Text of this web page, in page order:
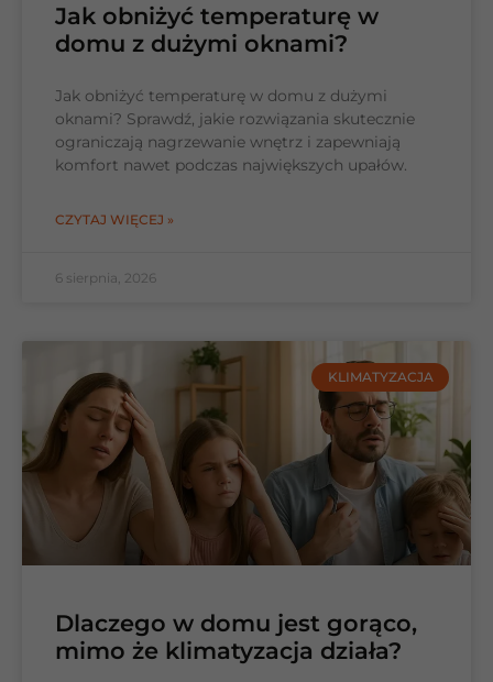
Jak obniżyć temperaturę w
domu z dużymi oknami?
Jak obniżyć temperaturę w domu z dużymi
oknami? Sprawdź, jakie rozwiązania skutecznie
ograniczają nagrzewanie wnętrz i zapewniają
komfort nawet podczas największych upałów.
CZYTAJ WIĘCEJ »
6 sierpnia, 2026
KLIMATYZACJA
Dlaczego w domu jest gorąco,
mimo że klimatyzacja działa?